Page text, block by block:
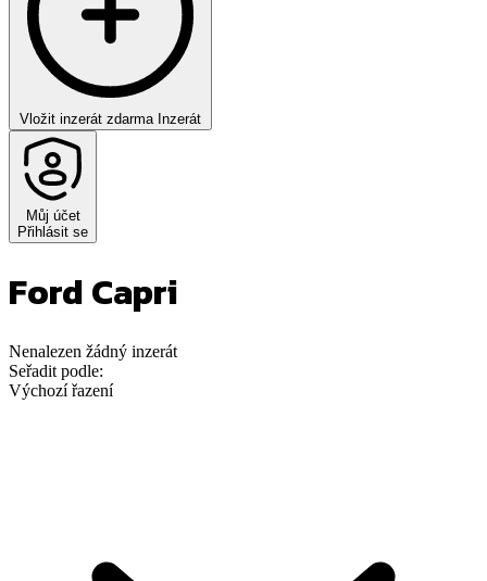
Vložit inzerát zdarma Inzerát
Můj účet
Přihlásit se
Ford Capri
Nenalezen žádný inzerát
Seřadit podle:
Výchozí řazení